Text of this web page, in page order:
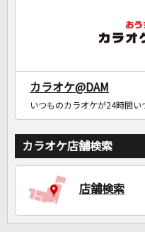
カラオケ@DAM
いつものカラオケが24時間い
カラオケ店舗検索
店舗検索